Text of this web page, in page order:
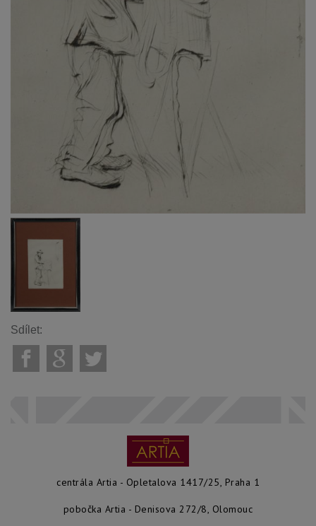
Sdílet:
centrála Artia - Opletalova 1417/25, Praha 1
pobočka Artia - Denisova 272/8, Olomouc